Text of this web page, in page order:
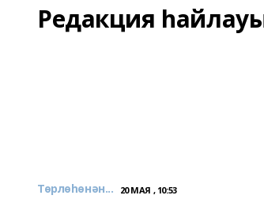
Редакция
Төрлөһөнән... 20 МАЯ , 10:53